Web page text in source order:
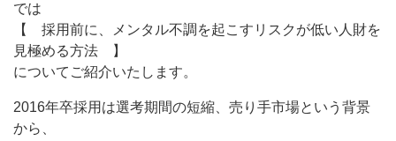
では
【 採用前に、メンタル不調を起こすリスクが低い人財を
見極める方法 】
についてご紹介いたします。
2016年卒採用は選考期間の短縮、売り手市場という背景
から、